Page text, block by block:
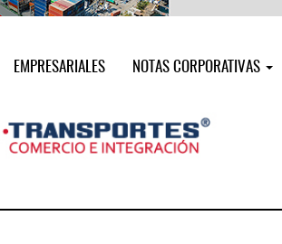
EMPRESARIALES NOTAS CORPORATIVAS